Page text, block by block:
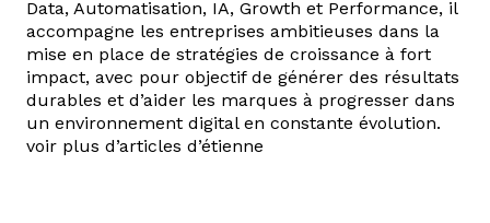
Data, Automatisation, IA, Growth et Performance, il
accompagne les entreprises ambitieuses dans la
mise en place de stratégies de croissance à fort
impact, avec pour objectif de générer des résultats
durables et d’aider les marques à progresser dans
un environnement digital en constante évolution.
voir plus d’articles d’étienne